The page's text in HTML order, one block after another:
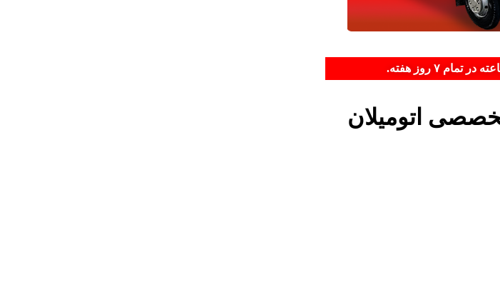
اتومیلان